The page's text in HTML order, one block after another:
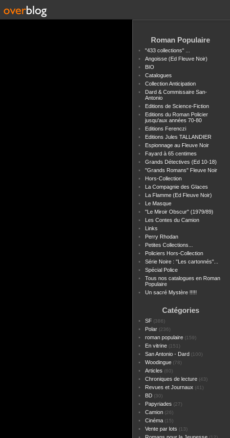
Roman Populaire
"433 collections" ...
Angoisse (Ed Fleuve Noir)
BIO
Catalogues
Collection Anticipation
Dard & Commissaire San-
Antonio
Editions de Science-Fiction
Editions du Roman Policier
jusqu'aux années 70-80
Editions Ferenczi
Editions Jules TALLANDIER
Espionnage au Fleuve Noir
Fayard à 65 centimes
Grands Détectives (Ed 10-18)
"Grands Romans" Fleuve Noir
Hors-Collection
La Compagnie des Glaces
La Flamme (Ed Fleuve Noir)
Le Masque
"Le Miroir Obscur" (1979/89)
Les Contes du Camion
Links
Perry Rhodan
Petites Collections...
Policiers Hors-Collection
Série Noire : "Les cartonnés"...
Spécial Police
Tous nos catalogues en Roman
Populaire
Un sacré Mystère !!!!!
Catégories
SF (386)
Polar (236)
roman populaire (159)
En vitrine (151)
San Antonio - Dard (100)
Woodingue (78)
Articles (60)
Chroniques de lecture (43)
Revues et Journaux (41)
BD (30)
Papyriades (27)
Camion (26)
Cinéma (15)
Vente par lots (13)